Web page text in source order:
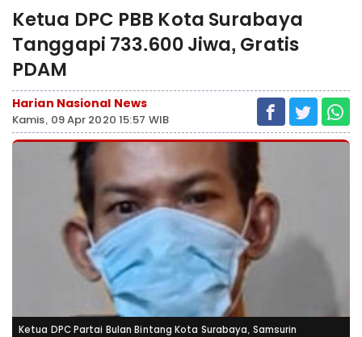
Ketua DPC PBB Kota Surabaya
Tanggapi 733.600 Jiwa, Gratis
PDAM
Harian Nasional News
Kamis, 09 Apr 2020 15:57 WIB
Ketua DPC Partai Bulan Bintang Kota Surabaya, Samsurin